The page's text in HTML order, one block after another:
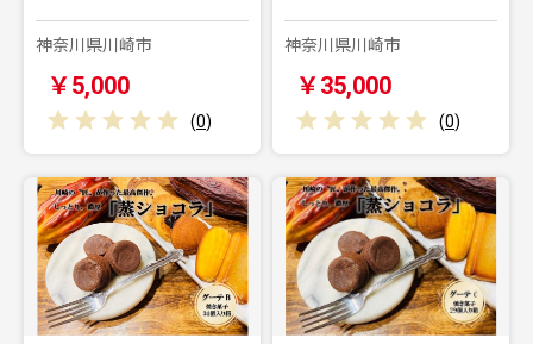
神奈川県川崎市
￥5,000
(0)
神奈川県川崎市
￥35,000
(0)